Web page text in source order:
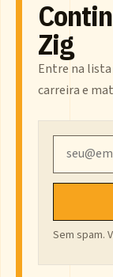
Zig
Entre na
carreira e
Sem spam.